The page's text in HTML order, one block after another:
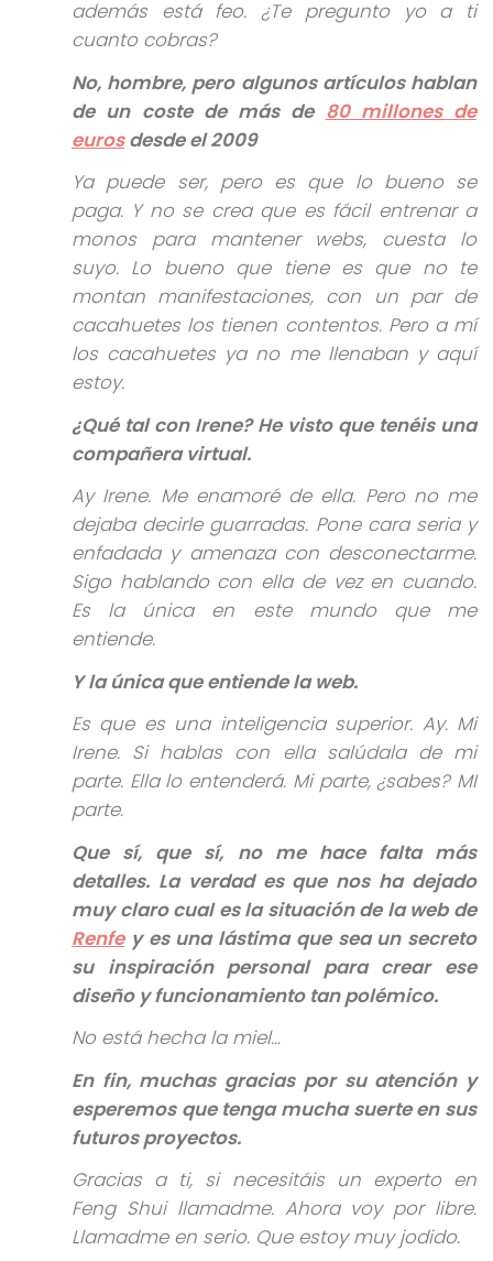
además está feo. ¿Te pregunto yo a ti
cuanto cobras?
No, hombre, pero algunos artículos hablan
de un coste de más de 80 millones de
eurosdesde el 2009
Ya puede ser, pero es que lo bueno se
paga. Y no se crea que es fácil entrenar a
monos para mantener webs, cuesta lo
suyo. Lo bueno que tiene es que no te
montan manifestaciones, con un par de
cacahuetes los tienen contentos. Pero a mí
los cacahuetes ya no me llenaban y aquí
estoy.
¿Qué tal con Irene? He visto que tenéis una
compañera virtual.
Ay Irene. Me enamoré de ella. Pero no me
dejaba decirle guarradas. Pone cara seria y
enfadada y amenaza con desconectarme.
Sigo hablando con ella de vez en cuando.
Es la única en este mundo que me
entiende.
Y la única que entiende la web.
Es que es una inteligencia superior. Ay. Mi
Irene. Si hablas con ella salúdala de mi
parte. Ella lo entenderá. Mi parte, ¿sabes? MI
parte.
Que sí, que sí, no me hace falta más
detalles. La verdad es que nos ha dejado
muy claro cual es la situación de la web de
Renfey es una lástima que sea un secreto
su inspiración personal para crear ese
diseño y funcionamiento tan polémico.
No está hecha la miel…
En fin, muchas gracias por su atención y
esperemos que tenga mucha suerte en sus
futuros proyectos.
Gracias a ti, si necesitáis un experto en
Feng Shui llamadme. Ahora voy por libre.
Llamadme en serio. Que estoy muy jodido.